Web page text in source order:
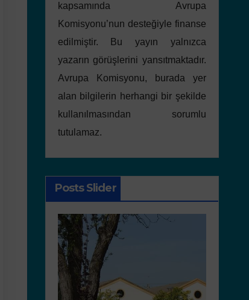
kapsamında Avrupa
Komisyonu’nun desteğiyle finanse
edilmiştir. Bu yayın yalnızca
yazarın görüşlerini yansıtmaktadır.
Avrupa Komisyonu, burada yer
alan bilgilerin herhangi bir şekilde
kullanılmasından sorumlu
tutulamaz.
Posts Slider